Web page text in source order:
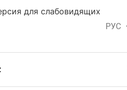
РУС
ҚАЗ
для слабовидящих